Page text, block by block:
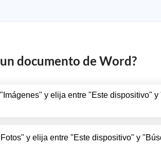
documento de Word?
y elija entre "Este dispositivo"
y elija entre "Este dispositivo" y